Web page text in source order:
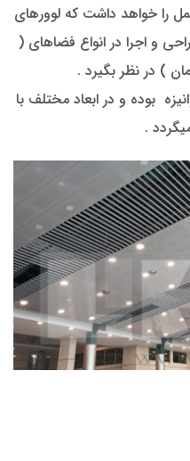
را خواهد داشت که لوورهای
و اجرا در انواع فضاهای (
) در نظر بگیرد .
بوده و در ابعاد مختلف با